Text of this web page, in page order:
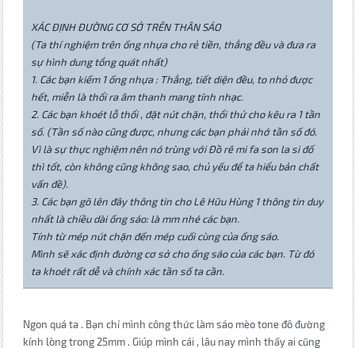
XÁC ĐỊNH ĐƯỜNG CƠ SỞ TRÊN THÂN SÁO
(Ta thí nghiệm trên ống nhựa cho rẻ tiền, thẳng đều và đưa ra
sự hình dung tổng quát nhất)
1. Các bạn kiếm 1 ống nhựa : Thẳng, tiết diện đều, to nhỏ được
hết, miễn là thổi ra âm thanh mang tính nhạc.
2. Các bạn khoét lỗ thổi , đặt nút chặn, thổi thử cho kêu ra 1 tần
số. (Tần số nào cũng được, nhưng các bạn phải nhớ tần số đó.
Vì là sự thực nghiệm nên nó trùng với Đồ rê mi fa son la si đố
thì tốt, còn không cũng không sao, chủ yếu để ta hiểu bản chất
vấn đề).
3. Các bạn gõ lên đây thông tin cho Lê Hữu Hùng 1 thông tin duy
nhất là chiều dài ống sáo: là mm nhé các bạn.
Tính từ mép nút chặn đến mép cuối cùng của ống sáo.
Mình sẽ xác định đường cơ sở cho ống sáo của các bạn. Từ đó
ta khoét rất dễ và chính xác tần số ta cần.
Ngon quá ta . Bạn chỉ mình công thức làm sáo mèo tone đô đường
kính lòng trong 25mm . Giúp mình cái , lâu nay mình thấy ai cũng